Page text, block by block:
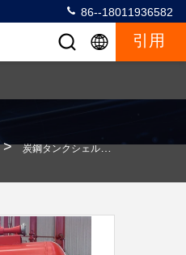
86--18011936582
引用
> 炭鋼タンクシェル材料のXingjin赤泡の防火システム